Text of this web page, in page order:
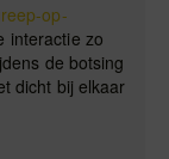
op-
interactie zo
de botsing
dicht bij elkaar